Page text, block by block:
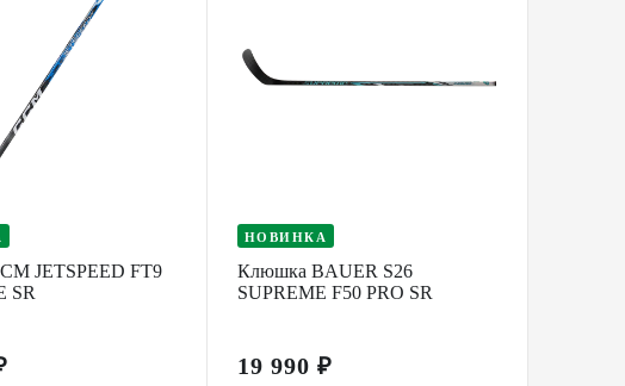
JETSPEED FT9
SR
НОВИНКА
Клюшка BAUER S26
SUPREME F50 PRO SR
19 990 ₽